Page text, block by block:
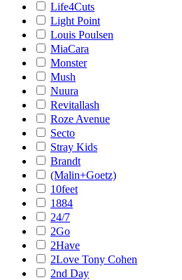
Life4Cuts
Light Point
Louis Poulsen
MiaCara
Monster
Mush
Nuura
Revitallash
Roze Avenue
Secto
Stray Kids
Brandt
(Malin+Goetz)
10feet
1884
24/7
2Go
2Have
2Love Tony Cohen
2nd Day